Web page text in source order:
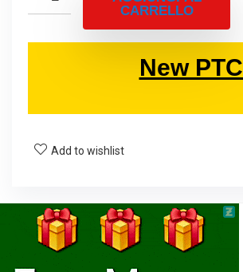
CARRELLO
Add to wishlist